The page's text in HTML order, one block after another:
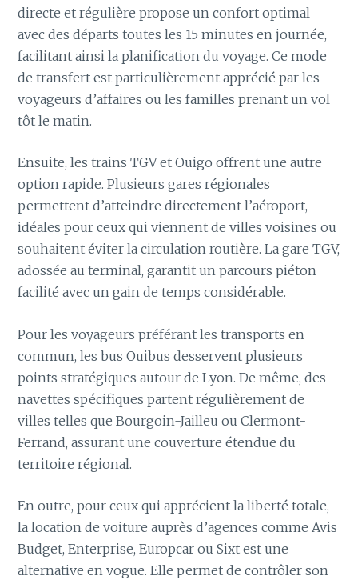
directe et régulière propose un confort optimal
avec des départs toutes les 15 minutes en journée,
facilitant ainsi la planification du voyage. Ce mode
de transfert est particulièrement apprécié par les
voyageurs d’affaires ou les familles prenant un vol
tôt le matin.
Ensuite, les trains TGV et Ouigo offrent une autre
option rapide. Plusieurs gares régionales
permettent d’atteindre directement l’aéroport,
idéales pour ceux qui viennent de villes voisines ou
souhaitent éviter la circulation routière. La gare TGV,
adossée au terminal, garantit un parcours piéton
facilité avec un gain de temps considérable.
Pour les voyageurs préférant les transports en
commun, les bus Ouibus desservent plusieurs
points stratégiques autour de Lyon. De même, des
navettes spécifiques partent régulièrement de
villes telles que Bourgoin-Jailleu ou Clermont-
Ferrand, assurant une couverture étendue du
territoire régional.
En outre, pour ceux qui apprécient la liberté totale,
la location de voiture auprès d’agences comme Avis
Budget, Enterprise, Europcar ou Sixt est une
alternative en vogue. Elle permet de contrôler son